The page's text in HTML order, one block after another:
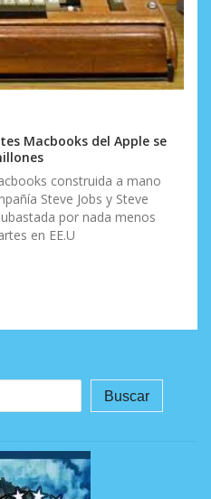
Macbooks del Apple se
construida a mano
Steve Jobs y Steve
por nada menos
en EE.U
Buscar